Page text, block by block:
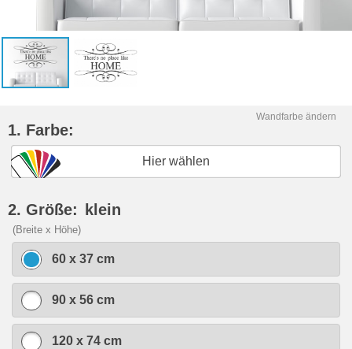
Wandfarbe ändern
1. Farbe:
Hier wählen
2. Größe: klein
(Breite x Höhe)
60 x 37 cm
90 x 56 cm
120 x 74 cm